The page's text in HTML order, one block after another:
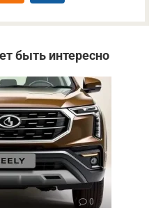
быть интересно
0